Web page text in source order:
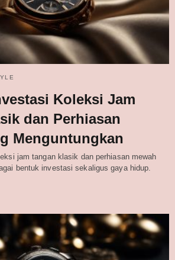
Koleksi Jam
dan Perhiasan
Menguntungkan
jam tangan klasik dan perhiasan mewah
bentuk investasi sekaligus gaya hidup.